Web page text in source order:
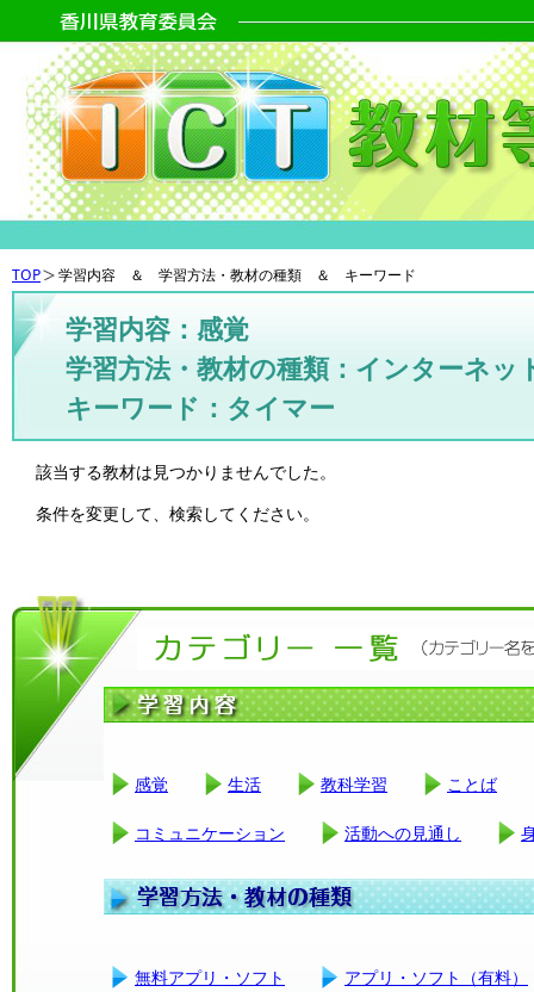
TOP 学習内容 ＆ 学習方法・教材の種類 ＆ キーワード
学習内容：感覚
学習方法・教材の種類：インターネッ
キーワード：タイマー
該当する教材は見つかりませんでした。
条件を変更して、検索してください。
感覚 生活 教科学習 ことば
コミュニケーション 活動への見通し
無料アプリ・ソフト アプリ・ソフト（有料）